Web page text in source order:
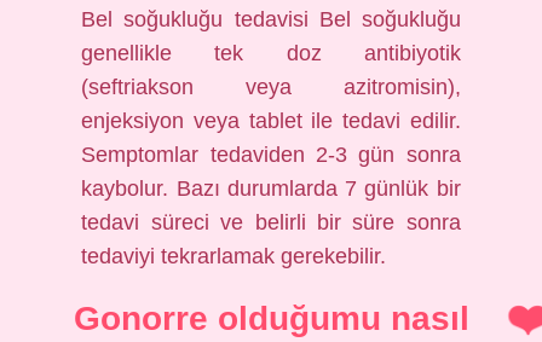
Bel soğukluğu tedavisi Bel soğukluğu
genellikle tek doz antibiyotik
(seftriakson veya azitromisin),
enjeksiyon veya tablet ile tedavi edilir.
Semptomlar tedaviden 2-3 gün sonra
kaybolur. Bazı durumlarda 7 günlük bir
tedavi süreci ve belirli bir süre sonra
tedaviyi tekrarlamak gerekebilir.
Gonorre olduğumu nasıl